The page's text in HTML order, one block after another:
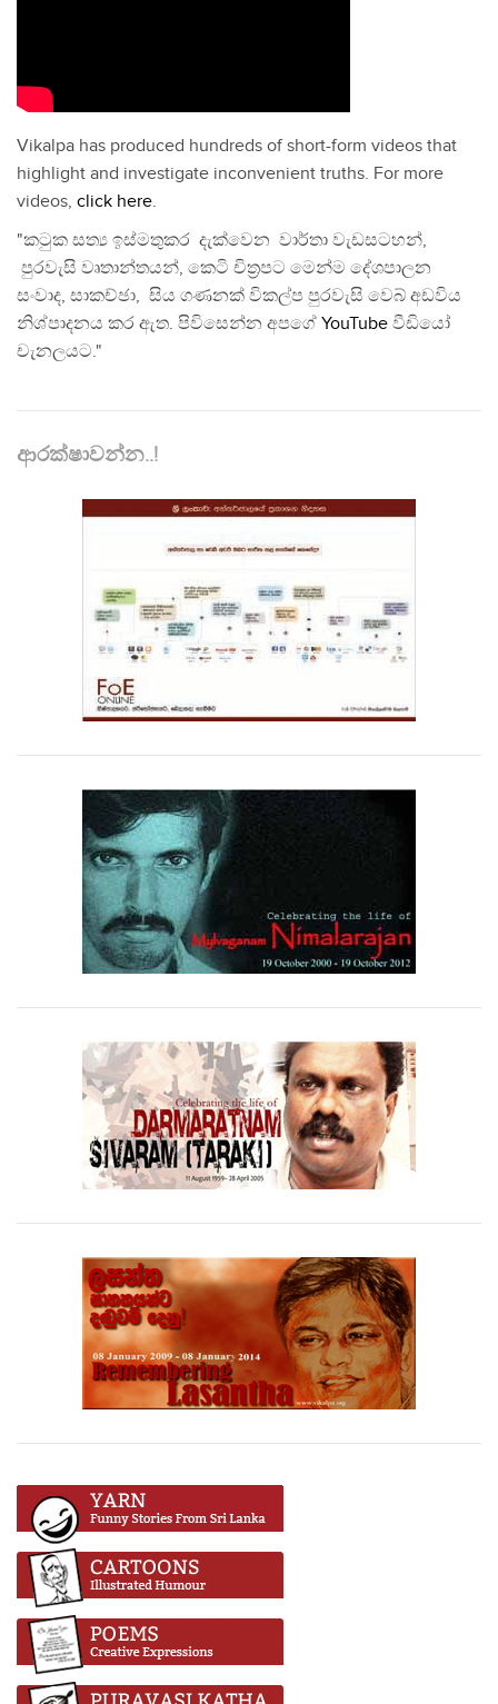
Vikalpa has produced hundreds of short-form videos that
highlight and investigate inconvenient truths. For more
videos, click here.
"කටුක සත්‍ය ඉස්මතුකර දැක්වෙන වාර්තා වැඩසටහන්,
පුරවැසි වෘතාන්තයන්, කෙටි චිත්‍රපට මෙන්ම දේශපාලන
සංවාද, සාකච්ඡා, සිය ගණනක් විකල්ප පුරවැසි වෙබ් අඩවිය
නිශ්පාදනය කර ඇත. පිවිසෙන්න අපගේ YouTube වීඩියෝ
චැනලයට."
ආරක්ෂාවන්න..!